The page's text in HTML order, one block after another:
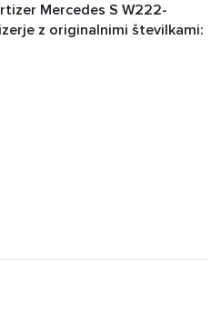
Mercedes S W222-
z originalnimi številkami: